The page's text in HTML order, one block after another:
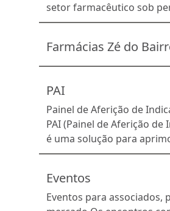
de 20 mil farmácias
setor farmacêutico sob
tecnológicas, políticas e
Farmácias Zé do
PAI
Painel de Aferição de
PAI (Painel de Aferição de
é uma solução para
gestão financeira do
mês a mês mais de 120
financeiros, que permitem
Eventos
Eventos para associados,